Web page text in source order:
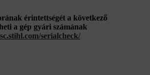
érintettségét a következő
a gép gyári számának
serialcheck/